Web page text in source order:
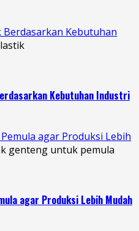
Berdasarkan Kebutuhan
Kebutuhan Industri
agar Produksi Lebih
agar Produksi Lebih Mudah